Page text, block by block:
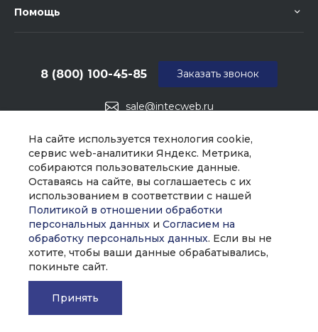
На сайте используется технология cookie,
сервис web-аналитики Яндекс. Метрика,
собираются пользовательские данные.
Оставаясь на сайте, вы соглашаетесь с их
использованием в соответствии с нашей
Политикой в отношении обработки
персональных данных и Согласием на
обработку персональных данных. Если вы не
хотите, чтобы ваши данные обрабатывались,
покиньте сайт.
Принять
Помощь
sale@intecweb.ru
8 (800) 100-45-85
г. Москва, ул. Люсиновская, д. 39
Заказать звонок
© 2026 Universe, Все права защищены